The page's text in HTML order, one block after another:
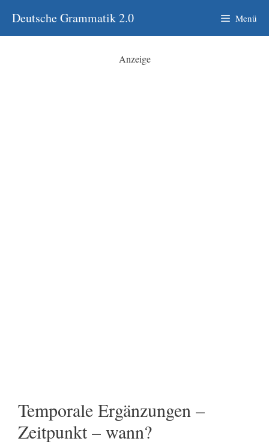
Inhalt
springen
Deutsche Grammatik 2.0 Menü
Anzeige
Temporale Ergänzungen –
Zeitpunkt – wann?